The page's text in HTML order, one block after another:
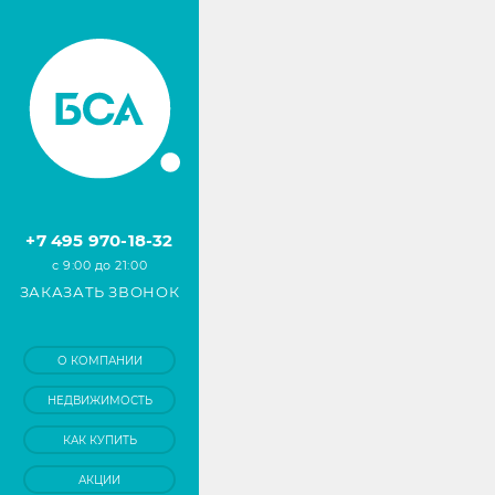
+7 495 970-18-32
с 9:00 до 21:00
ЗАКАЗАТЬ ЗВОНОК
О КОМПАНИИ
НЕДВИЖИМОСТЬ
КАК КУПИТЬ
АКЦИИ